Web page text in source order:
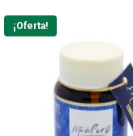
¡Oferta!